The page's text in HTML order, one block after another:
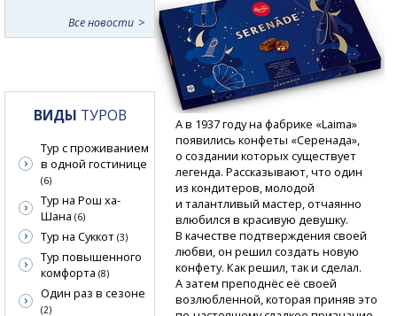
А в 1937 году на фабрике «Laima»
появились конфеты «Серенада»,
о создании которых существует
легенда. Рассказывают, что один
из кондитеров, молодой
и талантливый мастер, отчаянно
влюбился в красивую девушку.
В качестве подтверждения своей
любви, он решил создать новую
конфету. Как решил, так и сделал.
А затем преподнёс её своей
возлюбленной, которая приняв это
Все новости
ВИДЫ ТУРОВ
Тур с проживанием
в одной гостинице
(6)
Тур на Рош ха-
Шана (6)
Тур на Суккот (3)
Тур повышенного
комфорта (8)
Один раз в сезоне
(2)